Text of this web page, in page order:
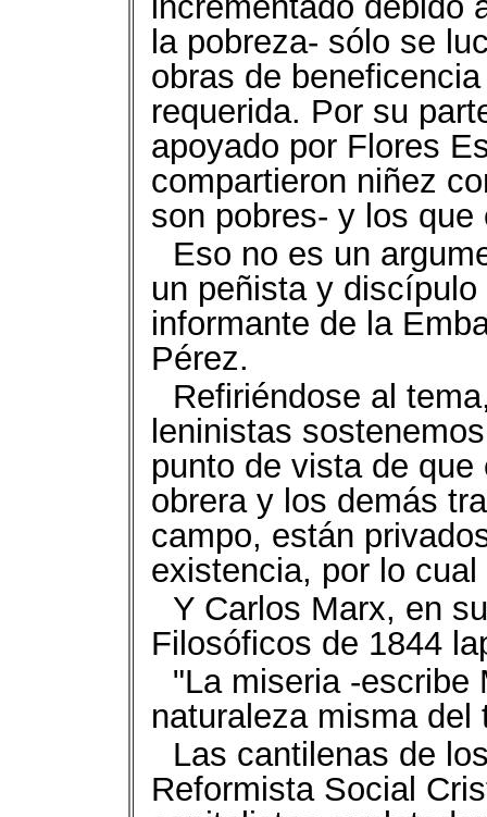
la pobreza- sólo se
obras de
requerida. Por su
apoyado por Flores
compartieron niñez
son pobres- y los
Eso no es un
un peñista y
informante de la
Pérez.
Refiriéndose al
leninistas
punto de vista de
obrera y los demás
campo, están
existencia, por lo
Y Carlos Marx, en
Filosóficos de 1844
"La miseria -escribe
naturaleza misma del
Las cantilenas de
Reformista Social